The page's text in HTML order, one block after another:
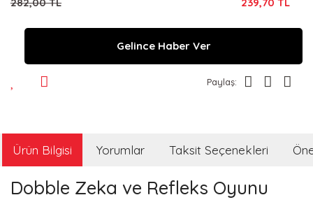
Gelince Haber Ver
Paylaş:
Ürün Bilgisi Yorumlar Taksit Seçenekleri
Dobble Zeka ve Refleks Oyunu